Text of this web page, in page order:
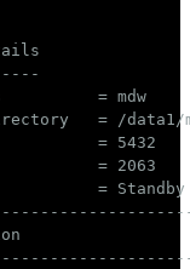
= mdw
= /data1/
= 5432
= 2063
= Standby